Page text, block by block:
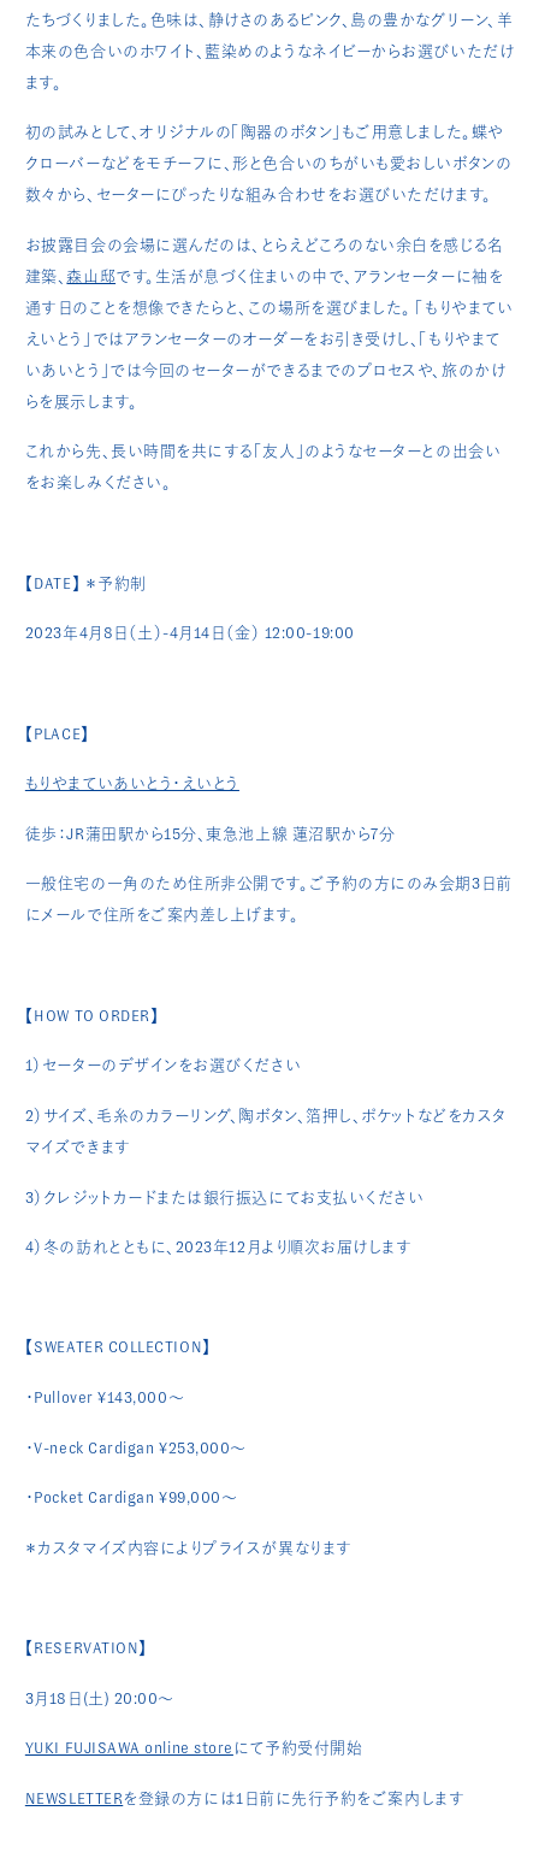
たちづくりました。色味は、静けさのあるピンク、島の豊かなグリーン、羊
本来の色合いのホワイト、藍染めのようなネイビーからお選びいただけ
ます。
初の試みとして、オリジナルの「陶器のボタン」もご用意しました。蝶や
クローバーなどをモチーフに、形と色合いのちがいも愛おしいボタンの
数々から、セーターにぴったりな組み合わせをお選びいただけます。
お披露目会の会場に選んだのは、とらえどころのない余白を感じる名
建築、 森山邸です。生活が息づく住まいの中で、アランセーターに袖を
通す日のことを想像できたらと、この場所を選びました。 「もりやまてい
えいとう」ではアランセーターのオーダーをお引き受けし、「もりやまて
いあいとう」では今回のセーターができるまでのプロセスや、旅のかけ
らを展示します。
これから先、長い時間を共にする「友人」のようなセーターとの出会い
をお楽しみください。
【DATE】 ＊予約制
2023年4月8日（土）-4月14日（金） 12:00-19:00
【PLACE】
もりやまていあいとう・えいとう
徒歩：JR蒲田駅から15分、東急池上線 蓮沼駅から7分
一般住宅の一角のため住所非公開です。ご予約の方にのみ会期3日前
にメールで住所をご案内差し上げます。
【HOW TO ORDER】
1）セーターのデザインをお選びください
2）サイズ、毛糸のカラーリング、陶ボタン、箔押し、ポケットなどをカスタ
マイズできます
3）クレジットカードまたは銀行振込にてお支払いください
4）冬の訪れとともに、2023年12月より順次お届けします
【SWEATER COLLECTION】
・Pullover ¥143,000～
・V-neck Cardigan ¥253,000～
・Pocket Cardigan ¥99,000～
＊カスタマイズ内容によりプライスが異なります
【RESERVATION】
3月18日(土) 20:00〜
YUKI FUJISAWA online store にて予約受付開始
NEWSLETTERを登録の方には1日前に先行予約をご案内します